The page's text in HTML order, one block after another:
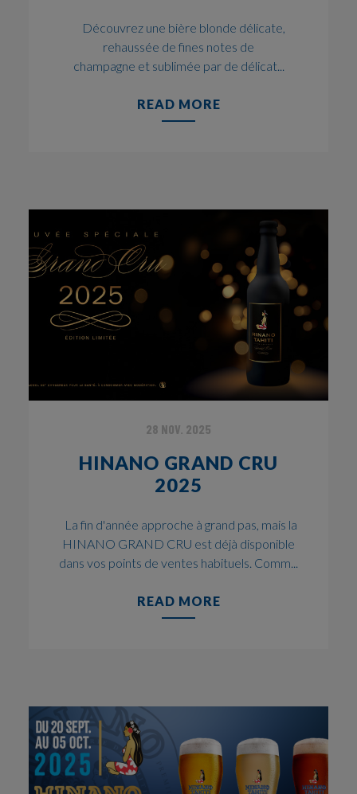
Découvrez une bière blonde délicate,
rehaussée de fines notes de
champagne et sublimée par de délicat...
READ MORE
28 NOV. 2025
HINANO GRAND CRU
2025
La fin d'année approche à grand pas, mais la
HINANO GRAND CRU est déjà disponible
dans vos points de ventes habituels. Comm...
READ MORE